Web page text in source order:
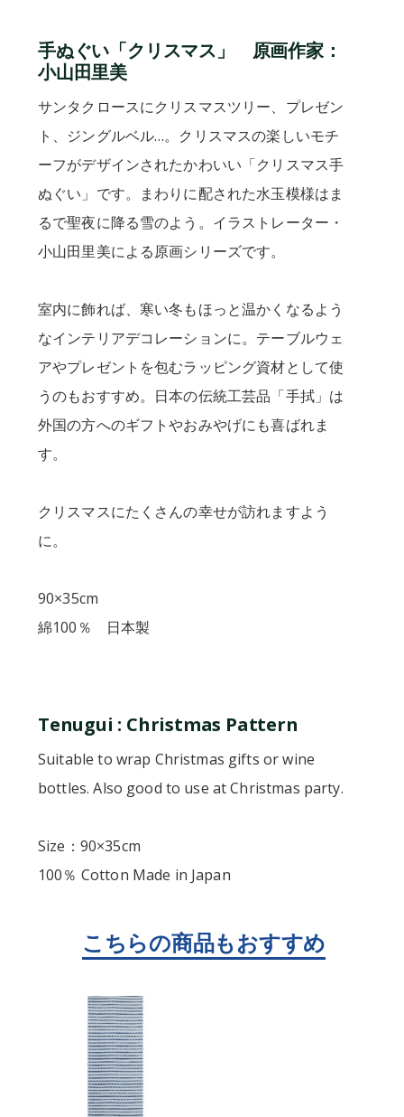
手ぬぐい「クリスマス」 原画作家：
小山田里美
サンタクロースにクリスマスツリー、プレゼン
ト、ジングルベル…。クリスマスの楽しいモチ
ーフがデザインされたかわいい「クリスマス手
ぬぐい」です。まわりに配された水玉模様はま
るで聖夜に降る雪のよう。イラストレーター・
小山田里美による原画シリーズです。
室内に飾れば、寒い冬もほっと温かくなるよう
なインテリアデコレーションに。テーブルウェ
アやプレゼントを包むラッピング資材として使
うのもおすすめ。日本の伝統工芸品「手拭」は
外国の方へのギフトやおみやげにも喜ばれま
す。
クリスマスにたくさんの幸せが訪れますよう
に。
90×35cm
綿100％ 日本製
Tenugui : Christmas Pattern
Suitable to wrap Christmas gifts or wine
bottles. Also good to use at Christmas party.
Size：90×35cm
100％ Cotton Made in Japan